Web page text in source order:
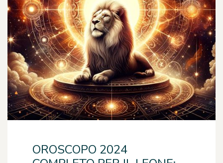
OROSCOPO 2024